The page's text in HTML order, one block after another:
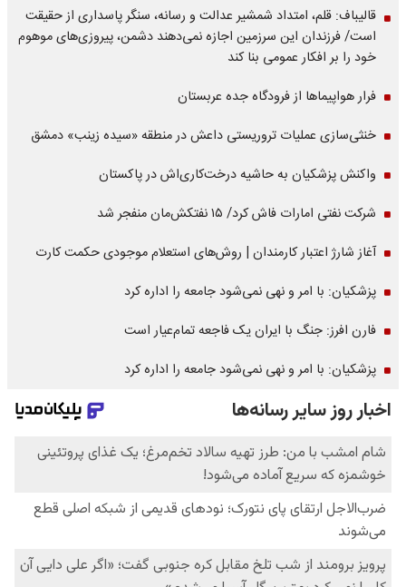
قالیباف: قلم، امتداد شمشیر عدالت و رسانه، سنگر پاسداری از حقیقت
است/ فرزندان این سرزمین اجازه نمی‌دهند دشمن، پیروزی‌های موهوم
خود را بر افکار عمومی بنا کند
فرار هواپیماها از فرودگاه جده عربستان
خنثی‌سازی عملیات تروریستی داعش در منطقه «سیده زینب» دمشق
واکنش پزشکیان به حاشیه درخت‌کاری‌اش در پاکستان
شرکت نفتی امارات فاش کرد/ ۱۵ نفتکش‌مان منفجر شد
آغاز شارژ اعتبار کارمندان | روش‌های استعلام موجودی حکمت کارت
پزشکیان: با امر و نهی نمی‌شود جامعه را اداره کرد
فارن افرز: جنگ با ایران یک فاجعه تمام‌عیار است
پزشکیان: با امر و نهی نمی‌شود جامعه را اداره کرد